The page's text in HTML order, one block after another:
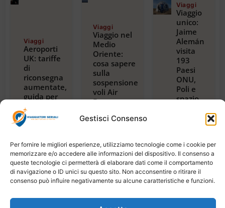
Gestisci Consenso
Per fornire le migliori esperienze, utilizziamo tecnologie come i cookie per
memorizzare e/o accedere alle informazioni del dispositivo. Il consenso a
queste tecnologie ci permetterà di elaborare dati come il comportamento
di navigazione o ID unici su questo sito. Non acconsentire o ritirare il
consenso può influire negativamente su alcune caratteristiche e funzioni.
Viaggi
Aeroporti
UK: tariffe
di
riconsegna
aumentate,
guida per
viaggiatori
2024
Viaggi
Viaggio nel
Medio
Oriente:
cosa sapere
sulla
sospensione
voli Air
France per
Dubai e
2026
Viaggi
Viaggio
unico:
Jaime
Alemán
visita
193
Paesi
ONU,
Poli e
spazio,
Tanzania
Luglio
21,
2026